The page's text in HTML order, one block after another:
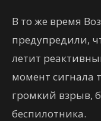
В то же время
предупредили,
летит
момент сигнала
громкий взрыв,
беспилотника.